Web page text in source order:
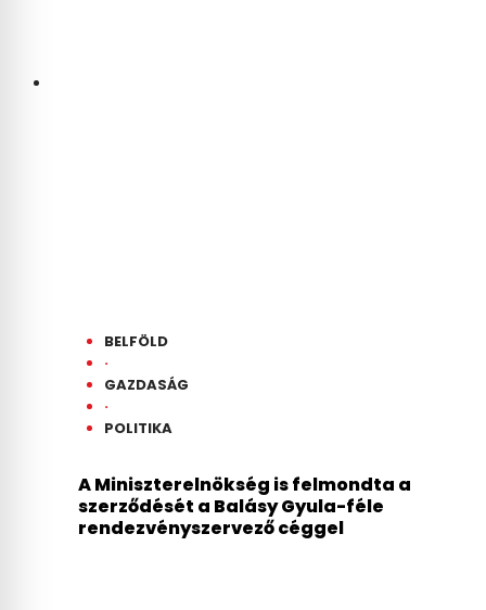
BELFÖLD
·
GAZDASÁG
·
POLITIKA
A Miniszterelnökség is felmondta a
szerződését a Balásy Gyula-féle
rendezvényszervező céggel